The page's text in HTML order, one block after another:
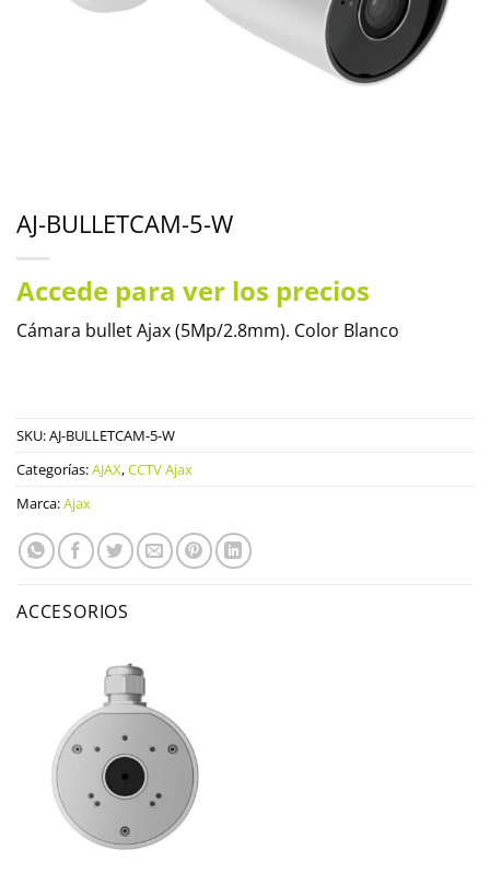
AJ-BULLETCAM-5-W
Accede para ver los precios
Cámara bullet Ajax (5Mp/2.8mm). Color Blanco
SKU:AJ-BULLETCAM-5-W
Categorías:AJAX,CCTV Ajax
Marca:Ajax
ACCESORIOS